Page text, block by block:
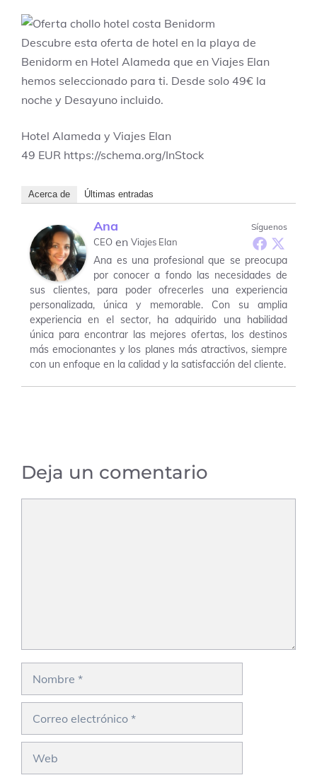
Descubre esta oferta de hotel en la playa de
Benidorm en Hotel Alameda que en Viajes Elan
hemos seleccionado para ti. Desde solo 49€ la
noche y Desayuno incluido.
Hotel Alameda y Viajes Elan
49 EUR https://schema.org/InStock
Acerca de Últimas entradas
Síguenos
Ana
CEO en Viajes Elan
Ana es una profesional que se preocupa
por conocer a fondo las necesidades de
sus clientes, para poder ofrecerles una experiencia
personalizada, única y memorable. Con su amplia
experiencia en el sector, ha adquirido una habilidad
única para encontrar las mejores ofertas, los destinos
más emocionantes y los planes más atractivos, siempre
con un enfoque en la calidad y la satisfacción del cliente.
Deja un comentario